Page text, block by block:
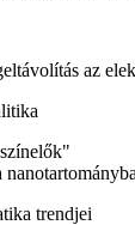
az
trendjei